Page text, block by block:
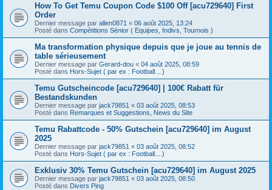
How To Get Temu Coupon Code $100 Off [acu729640] First
Order
Dernier message par allen0871 « 06 août 2025, 13:24
Posté dans Compétitions Sénior ( Equipes, Indivs, Tournois )
Ma transformation physique depuis que je joue au tennis de
table sérieusement
Dernier message par Gerard-dou « 04 août 2025, 08:59
Posté dans Hors-Sujet ( par ex : Football....)
Temu Gutscheincode [acu729640] | 100€ Rabatt für
Bestandskunden
Dernier message par jack79851 « 03 août 2025, 08:53
Posté dans Remarques et Suggestions, News du Site
Temu Rabattcode - 50% Gutschein [acu729640] im August
2025
Dernier message par jack79851 « 03 août 2025, 08:52
Posté dans Hors-Sujet ( par ex : Football....)
Exklusiv 30% Temu Gutschein [acu729640] im August 2025
Dernier message par jack79851 « 03 août 2025, 08:50
Posté dans Divers Ping